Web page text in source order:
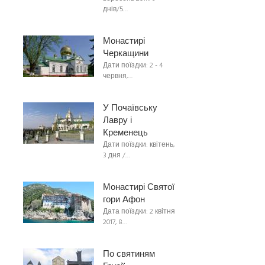
днів/5…
Монастирі
Черкащини
Дати поїздки: 2 - 4
червня,…
У Почаївську
Лавру і
Кременець
Дати поїздки: квітень,
3 дня /…
Монастирі Святої
гори Афон
Дата поїздки: 2 квітня
2017, 8…
По святиням